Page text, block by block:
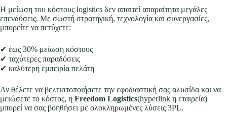
Η μείωση του κόστους logistics δεν απαιτεί απαραίτητα μεγάλες
επενδύσεις. Με σωστή στρατηγική, τεχνολογία και συνεργασίες,
μπορείτε να πετύχετε:
✔ έως 30% μείωση κόστους
✔ ταχύτερες παραδόσεις
✔ καλύτερη εμπειρία πελάτη
Αν θέλετε να βελτιστοποιήσετε την εφοδιαστική σας αλυσίδα και να
μειώσετε το κόστος, η Freedom Logistics(hyperlink η εταιρεία)
μπορεί να σας βοηθήσει με ολοκληρωμένες λύσεις 3PL.